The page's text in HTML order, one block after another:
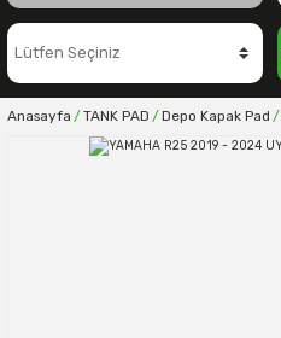
Anasayfa TANK PAD Depo Kapak Pad